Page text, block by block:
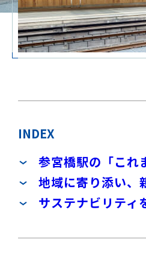
INDEX
参宮橋駅の「これ
地域に寄り添い、
サステナビリティ